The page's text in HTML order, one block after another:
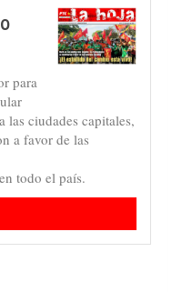
para
las ciudades capitales,
a favor de las
todo el país.